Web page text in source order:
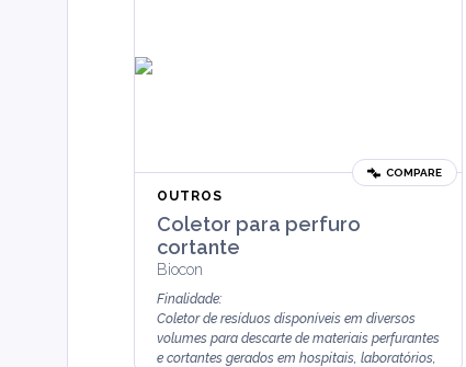
COMPARE
OUTROS
Coletor para perfuro
cortante
Biocon
Finalidade:
Coletor de resíduos disponíveis em diversos
volumes para descarte de materiais perfurantes
e cortantes gerados em hospitais, laboratórios,